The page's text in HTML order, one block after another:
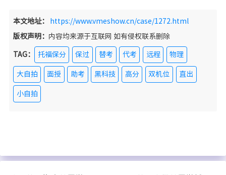
本文地址： https://www.vmeshow.cn/case/1272.html
版权声明： 内容均来源于互联网 如有侵权联系删除
TAG： 托福保分 保过 替考 代考 远程 物理
大自拍 面授 助考 黑科技 高分 双机位 直出
小自拍